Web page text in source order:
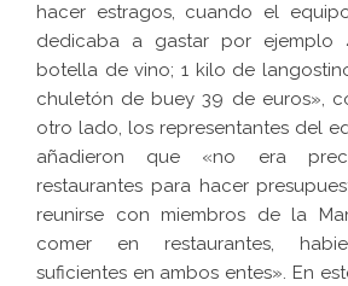
hacer estragos, cuando el
dedicaba a gastar por ejemplo
botella de vino; 1 kilo de
chuletón de buey 39 de euros»,
otro lado, los representantes del
añadieron que «no era
restaurantes para hacer
reunirse con miembros de la
comer en restaurantes,
suficientes en ambos entes». En